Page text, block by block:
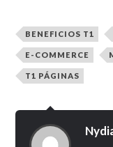
BENEFICIOS T1
E-COMMERCE
T1 PÁGINAS